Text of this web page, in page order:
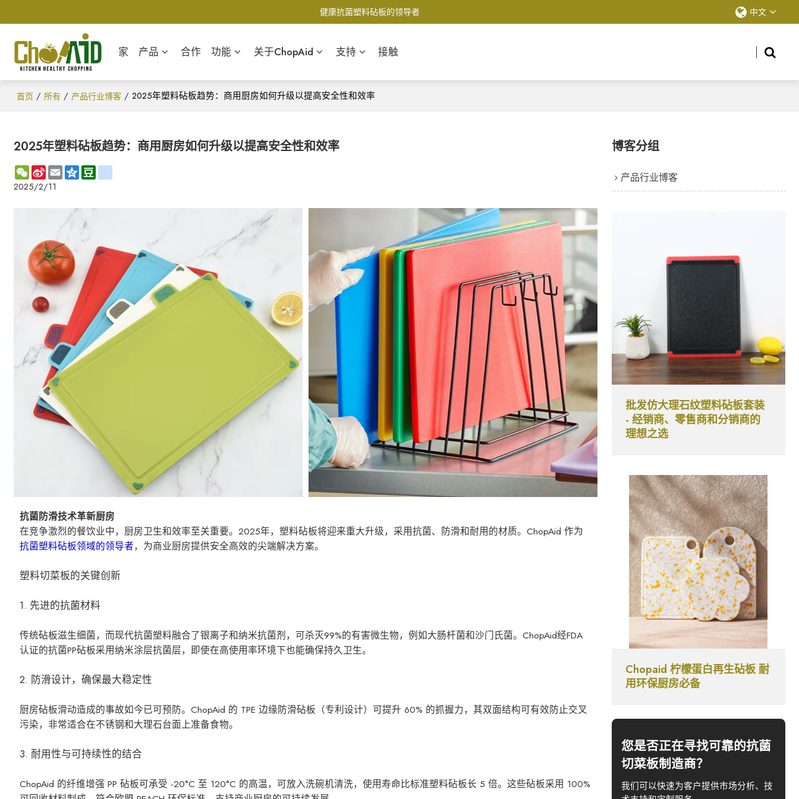
健康抗菌塑料砧板的领导者 中文
家 产品 合作 功能 关于ChopAid 支持 接触
首页 / 所有 / 产品行业博客 / 2025年塑料砧板趋势：商用厨房如何升级以提高安全性和效率
2025年塑料砧板趋势：商用厨房如何升级以提高安全性和效率
WeChat
Sina
Weibo
EmailQzoneDouban
2025/2/11
抗菌防滑技术革新厨房
在竞争激烈的餐饮业中，厨房卫生和效率至关重要。2025年，塑料砧板将迎来重大升级，采用抗菌、防滑和耐用的材质。ChopAid 作为
抗菌塑料砧板领域的领导者，为商业厨房提供安全高效的尖端解决方案。
塑料切菜板的关键创新
1. 先进的抗菌材料
传统砧板滋生细菌，而现代抗菌塑料融合了银离子和纳米抗菌剂，可杀灭99%的有害微生物，例如大肠杆菌和沙门氏菌。ChopAid经FDA
认证的抗菌PP砧板采用纳米涂层抗菌层，即使在高使用率环境下也能确保持久卫生。
2. 防滑设计，确保最大稳定性
厨房砧板滑动造成的事故如今已可预防。ChopAid 的 TPE 边缘防滑砧板（专利设计）可提升 60% 的抓握力，其双面结构可有效防止交叉
污染，非常适合在不锈钢和大理石台面上准备食物。
3. 耐用性与可持续性的结合
ChopAid 的纤维增强 PP 砧板可承受 -20°C 至 120°C 的高温，可放入洗碗机清洗，使用寿命比标准塑料砧板长 5 倍。这些砧板采用 100%
博客分组
产品行业博客
批发仿大理石纹塑料砧板套装
- 经销商、零售商和分销商的
理想之选
Chopaid 柠檬蛋白再生砧板 耐
用环保厨房必备
您是否正在寻找可靠的抗菌
切菜板制造商？
我们可以快速为客户提供市场分析、技